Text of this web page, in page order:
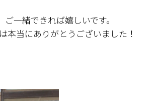
一緒できれば嬉しいです。
本当にありがとうございました！